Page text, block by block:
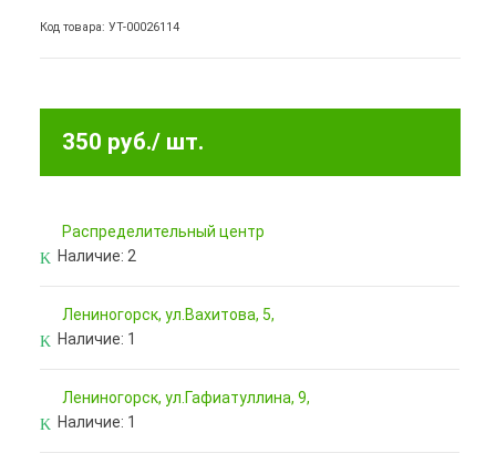
Код товара: УТ-00026114
350 руб./ шт.
Pаспределительный центр
Наличие: 2
Лениногорск, ул.Вахитова, 5,
Наличие: 1
Лениногорск, ул.Гафиатуллина, 9,
Наличие: 1